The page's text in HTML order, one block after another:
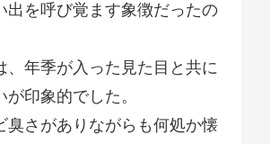
出を呼び覚ます象徴だったの
、年季が入った見た目と共に
印象的でした。
臭さがありながらも何処か懐